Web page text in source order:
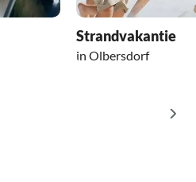
Strandvakantie
in Olbersdorf